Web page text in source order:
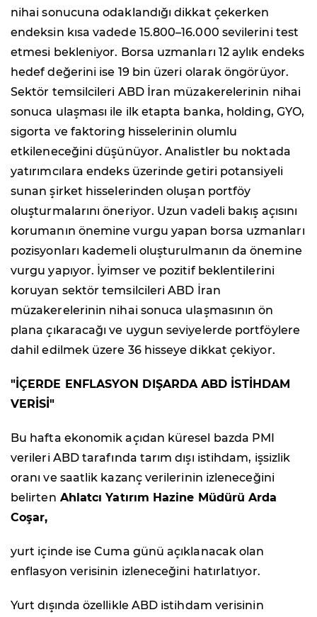
nihai sonucuna odaklandığı dikkat çekerken
endeksin kısa vadede 15.800–16.000 sevilerini test
etmesi bekleniyor. Borsa uzmanları 12 aylık endeks
hedef değerini ise 19 bin üzeri olarak öngörüyor.
Sektör temsilcileri ABD İran müzakerelerinin nihai
sonuca ulaşması ile ilk etapta banka, holding, GYO,
sigorta ve faktoring hisselerinin olumlu
etkileneceğini düşünüyor. Analistler bu noktada
yatırımcılara endeks üzerinde getiri potansiyeli
sunan şirket hisselerinden oluşan portföy
oluşturmalarını öneriyor. Uzun vadeli bakış açısını
korumanın önemine vurgu yapan borsa uzmanları
pozisyonları kademeli oluşturulmanın da önemine
vurgu yapıyor. İyimser ve pozitif beklentilerini
koruyan sektör temsilcileri ABD İran
müzakerelerinin nihai sonuca ulaşmasının ön
plana çıkaracağı ve uygun seviyelerde portföylere
dahil edilmek üzere 36 hisseye dikkat çekiyor.
"İÇERDE ENFLASYON DIŞARDA ABD İSTİHDAM
VERİSİ"
Bu hafta ekonomik açıdan küresel bazda PMI
verileri ABD tarafında tarım dışı istihdam, işsizlik
oranı ve saatlik kazanç verilerinin izleneceğini
belirten Ahlatcı Yatırım Hazine Müdürü Arda
Coşar,
yurt içinde ise Cuma günü açıklanacak olan
enflasyon verisinin izleneceğini hatırlatıyor.
Yurt dışında özellikle ABD istihdam verisinin